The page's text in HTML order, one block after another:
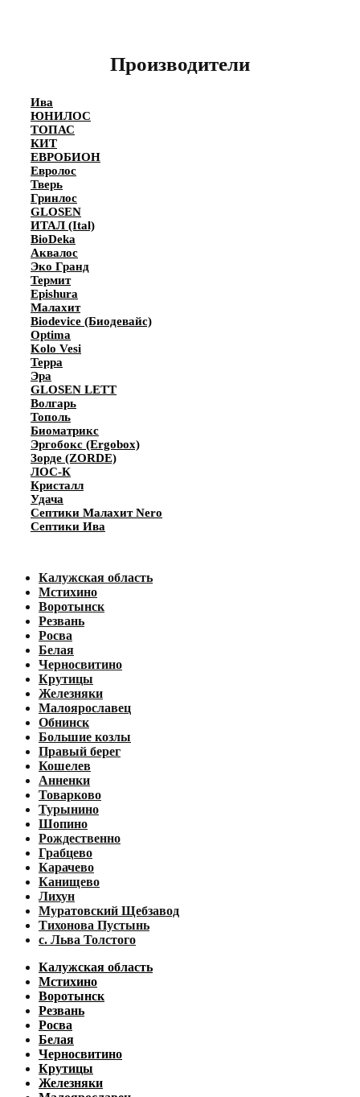
Производители
Ива
ЮНИЛОС
ТОПАС
КИТ
ЕВРОБИОН
Евролос
Тверь
Гринлос
GLOSEN
ИТАЛ (Ital)
BioDeka
Аквалос
Эко Гранд
Термит
Epishura
Малахит
Biodevice (Биодевайс)
Optima
Kolo Vesi
Терра
Эра
GLOSEN LETT
Волгарь
Тополь
Биоматрикс
Эргобокс (Ergobox)
Зорде (ZORDE)
ЛОС-К
Кристалл
Удача
Септики Малахит Nero
Септики Ива
Калужская область
Мстихино
Воротынск
Резвань
Росва
Белая
Черносвитино
Крутицы
Железняки
Малоярославец
Обнинск
Большие козлы
Правый берег
Кошелев
Анненки
Товарково
Турынино
Шопино
Рождественно
Грабцево
Карачево
Канищево
Лихун
Муратовский Щебзавод
Тихонова Пустынь
с. Льва Толстого
Калужская область
Мстихино
Воротынск
Резвань
Росва
Белая
Черносвитино
Крутицы
Железняки